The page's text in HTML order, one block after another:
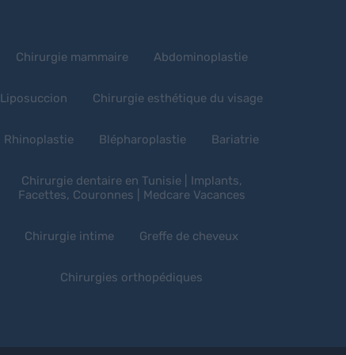
Chirurgie mammaire Abdominoplastie
Liposuccion Chirurgie esthétique du visage
Rhinoplastie Blépharoplastie Bariatrie
Chirurgie dentaire en Tunisie | Implants,
Facettes, Couronnes | Medcare Vacances
Chirurgie intime Greffe de cheveux
Chirurgies orthopédiques